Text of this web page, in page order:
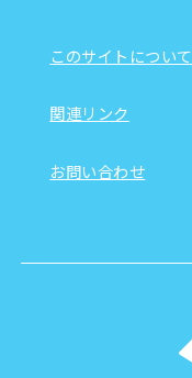
このサイトについて
関連リンク
お問い合わせ